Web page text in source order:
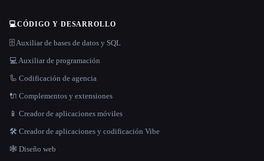
💻CÓDIGO Y DESARROLLO
🗄️ Auxiliar de bases de datos y SQL
💻 Auxiliar de programación
🦾 Codificación de agencia
🔌 Complementos y extensiones
📱 Creador de aplicaciones móviles
🛠️ Creador de aplicaciones y codificación Vibe
🕸 Diseño web